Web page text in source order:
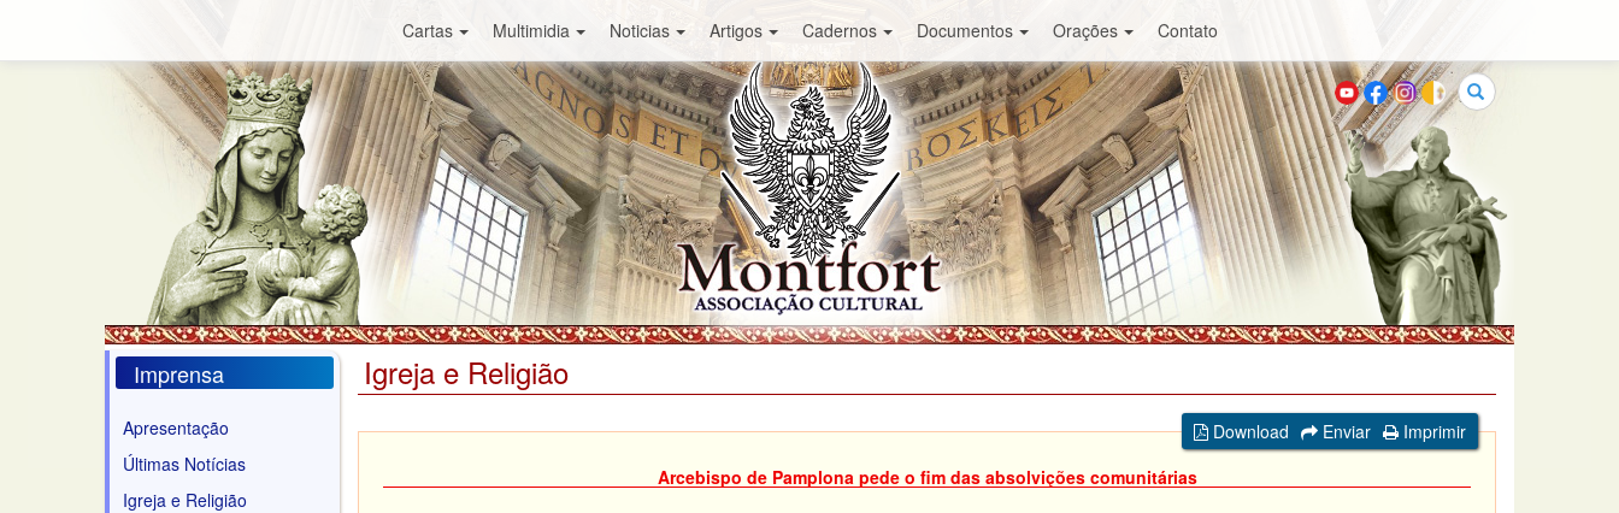
Cartas Multimidia Noticias Artigos Cadernos Documentos Orações Contato
Buscar
Imprensa
Apresentação
Últimas Notícias
Igreja e Religião
Igreja e Religião
Download Enviar
Imprimir
Arcebispo de Pamplona pede o fim das absolvições comunitárias